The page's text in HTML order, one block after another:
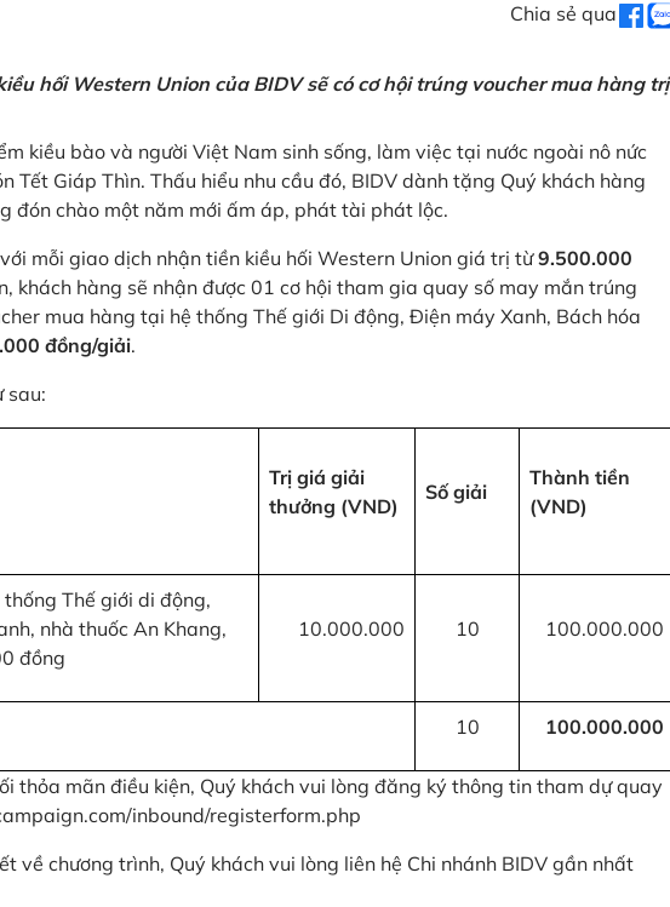
Chia sẻ qua
hối Western Union của BIDV sẽ có cơ hội trúng voucher mua hàng trị
kiều bào và người Việt Nam sinh sống, làm việc tại nước ngoài nô nức
Tết Giáp Thìn. Thấu hiểu nhu cầu đó, BIDV dành tặng Quý khách hàng
đón chào một năm mới ấm áp, phát tài phát lộc.
mỗi giao dịch nhận tiền kiều hối Western Union giá trị từ9.500.000
khách hàng sẽ nhận được 01 cơ hội tham gia quay số may mắn trúng
mua hàng tại hệ thống Thế giới Di động, Điện máy Xanh, Bách hóa
đồng/giải.
sau:
Trị giá giải
thưởng (VND)
Số giải
Thành tiền
(VND)
Thế giới di động,
nhà thuốc An Khang,
đồng
10.000.000 10 100.000.000
10 100.000.000
thỏa mãn điều kiện, Quý khách vui lòng đăng ký thông tin tham dự quay
inbound/registerform.php
về chương trình, Quý khách vui lòng liên hệ Chi nhánh BIDV gần nhất